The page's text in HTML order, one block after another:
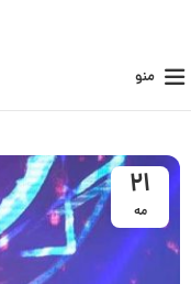
منو
21
مه